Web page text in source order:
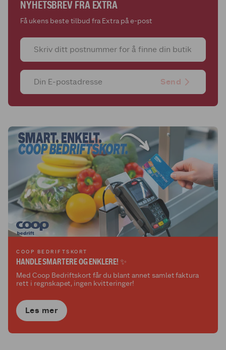
NYHETSBREV FRA EXTRA
Få ukens beste tilbud fra Extra på e-post
Send
COOP BEDRIFTSKORT
HANDLE SMARTERE OG ENKLERE! ✨
Med Coop Bedriftskort får du blant annet samlet faktura
rett i regnskapet, ingen kvitteringer!
Les mer